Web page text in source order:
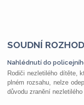
SOUDNÍ
Nahlédnutí do
Rodiči nezletilého dítěte,
plném rozsahu, nelze
důvodu zranění